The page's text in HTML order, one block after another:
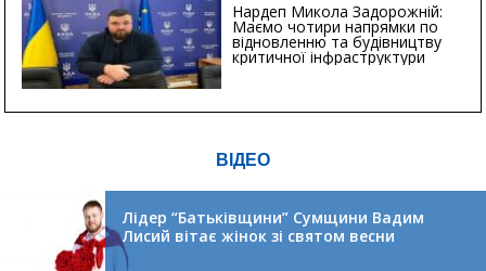
Нардеп Микола Задорожній:
Маємо чотири напрямки по
відновленню та будівництву
критичної інфраструктури
ВІДЕО
Лідер “Батьківщини” Сумщини Вадим
Лисий вітає жінок зі святом весни